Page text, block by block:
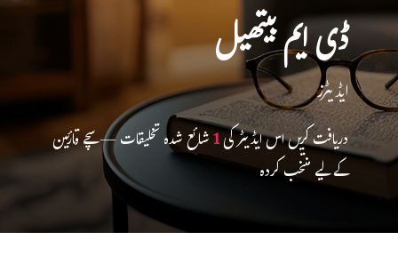
ڈی ایم بیتھیل
ایڈیٹرز
دریافت کریں اس ایڈیٹر کی1شائع شدہ تخلیقات — سچے قارئین
کے لیے منتخب کردہ